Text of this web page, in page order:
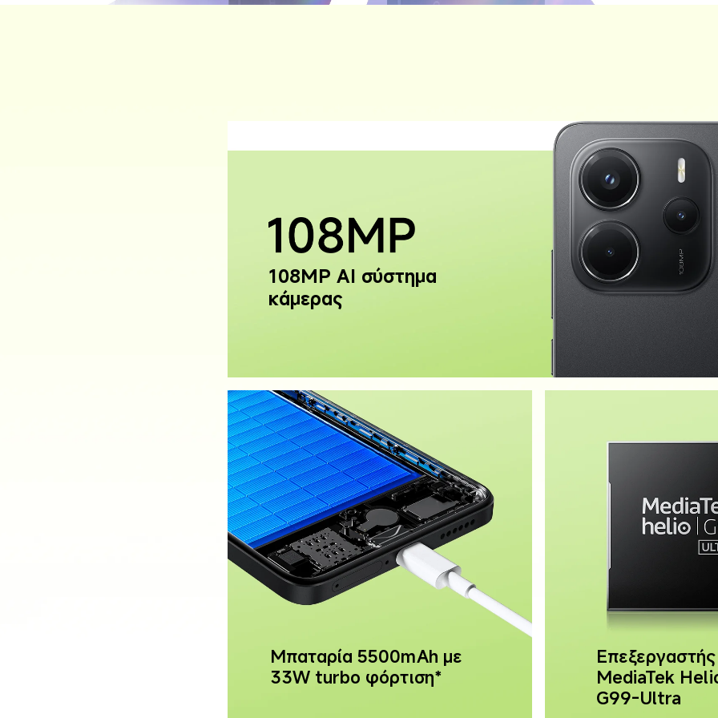
108MP ΑΙ σύστημα
κάμερας
Μπαταρία 5500mAh με
33W turbo φόρτιση*
MediaTek
G99-Ultra